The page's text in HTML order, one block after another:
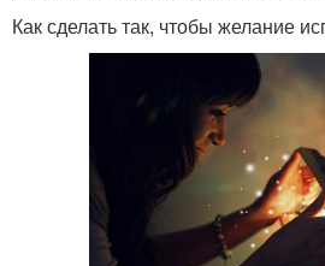
Как сделать так, чтобы желание